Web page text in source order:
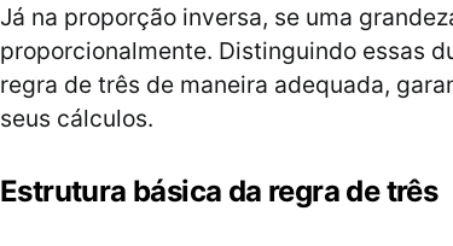
Já na proporção inversa, se uma
proporcionalmente. Distinguindo essas
regra de três de maneira adequada,
seus cálculos.
Estrutura básica da regra de três